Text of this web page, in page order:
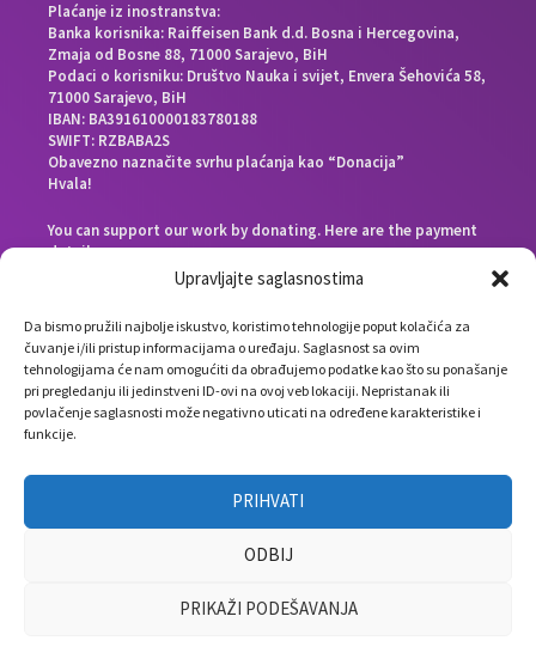
Upravljajte saglasnostima
Da bismo pružili najbolje iskustvo, koristimo tehnologije poput kolačića za
čuvanje i/ili pristup informacijama o uređaju. Saglasnost sa ovim
tehnologijama će nam omogućiti da obrađujemo podatke kao što su ponašanje
pri pregledanju ili jedinstveni ID-ovi na ovoj veb lokaciji. Nepristanak ili
povlačenje saglasnosti može negativno uticati na određene karakteristike i
funkcije.
PRIHVATI
ODBIJ
PRIKAŽI PODEŠAVANJA
Plaćanje iz inostranstva:
Banka korisnika: Raiffeisen Bank d.d. Bosna i Hercegovina,
Zmaja od Bosne 88, 71000 Sarajevo, BiH
Podaci o korisniku: Društvo Nauka i svijet, Envera Šehovića 58,
71000 Sarajevo, BiH
IBAN: BA391610000183780188
SWIFT: RZBABA2S
Obavezno naznačite svrhu plaćanja kao “Donacija”
Hvala!
You can support our work by donating. Here are the payment
details:
Beneficiary bank: Raiffeisen Bank d.d. Bosna i Hercegovina,
Zmaja od Bosne 88, 71000 Sarajevo, Bosnia and Herzegovina
End beneficiary: Društvo Nauka i svijet, Envera Šehovića 58,
71000 Sarajevo, Bosnia and Herzegovina
IBAN: BA391610000183780188
SWIFT: RZBABA2S
Please note the payment purpose as “Donation”
Thank you!
info(at)naukagovori.ba